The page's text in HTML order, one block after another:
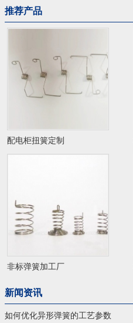
推荐产品
配电柜扭簧定制
非标弹簧加工厂
新闻资讯
如何优化异形弹簧的工艺参数